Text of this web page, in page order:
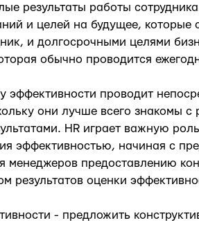
результаты работы
и целей на будущее, которые
и долгосрочными целями
обычно проводится
эффективности проводит
они лучше всего знакомы с
HR играет важную
эффективностью, начиная с
менеджеров предоставлению
результатов оценки
- предложить